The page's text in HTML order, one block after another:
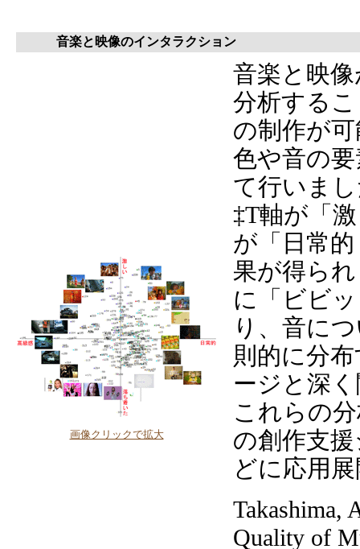
音楽と映像のインタラクション
画像クリックで拡大
音楽と映
分析する
の制作が
色や音の
て行いま
‡T軸が「
が「日常
果が得ら
に「ビビ
り、音に
則的に分
ージと深
これらの
の創作支
どに応用
Takashima,
Quality of